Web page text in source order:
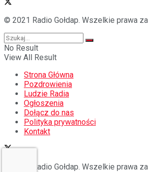
© 2021 Radio Gołdap. Wszelkie prawa
No Result
View All Result
Strona Główna
Pozdrowienia
Ludzie Radia
Ogłoszenia
Dołącz do nas
Polityka prywatności
Kontakt
© 2021 Radio Gołdap. Wszelkie prawa